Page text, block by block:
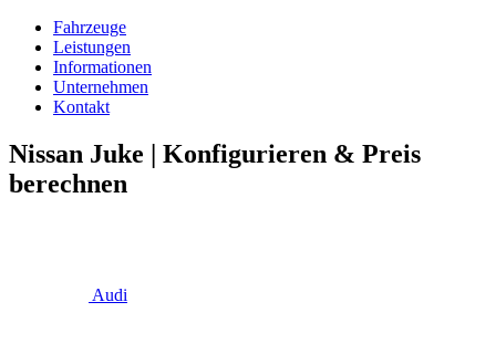
Fahrzeuge
Leistungen
Informationen
Unternehmen
Kontakt
Nissan Juke | Konfigurieren & Preis
berechnen
Audi